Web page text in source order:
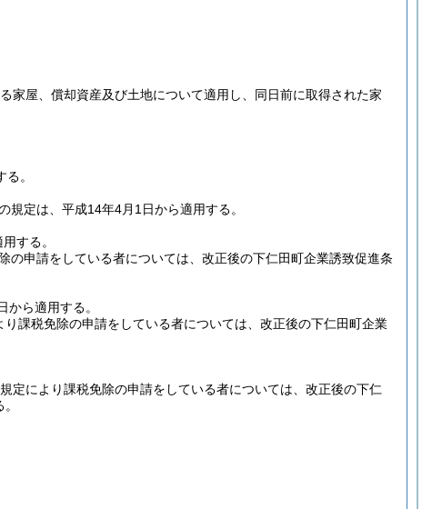
家屋、償却資産及び土地について適用し、同日前に取得された家
。
定は、平成14年4月1日から適用する。
する。
申請をしている者については、改正後の下仁田町企業誘致促進条
ら適用する。
課税免除の申請をしている者については、改正後の下仁田町企業
定により課税免除の申請をしている者については、改正後の下仁